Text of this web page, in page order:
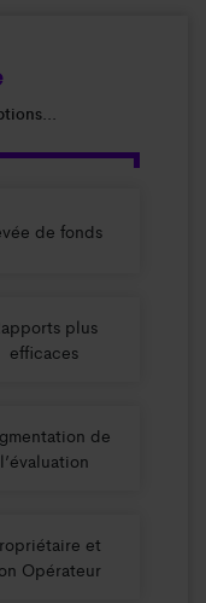
de fonds
plus
efficaces
de
l’évaluation
et
Opérateur